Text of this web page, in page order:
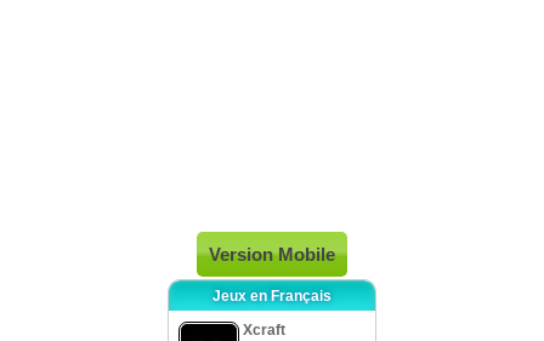
Version Mobile
Jeux en Français
Xcraft